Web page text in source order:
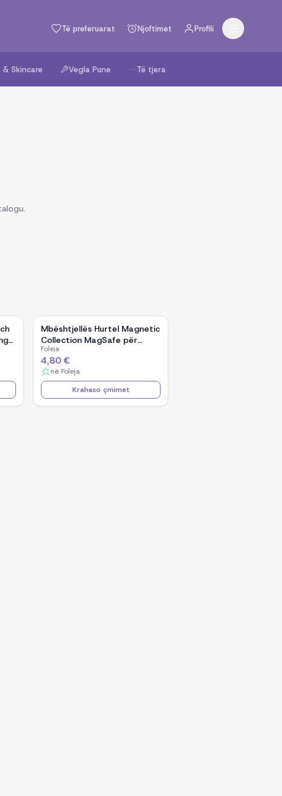
Të preferuarat Njoftimet Profili
& Skincare Vegla Pune Të tjera
Mbështjellës Hurtel Magnetic
Collection MagSafe për
iPhone 16 Pro, TPU, kaltër e
çelët
Foleja
4,80 €
në Foleja
Krahaso çmimet